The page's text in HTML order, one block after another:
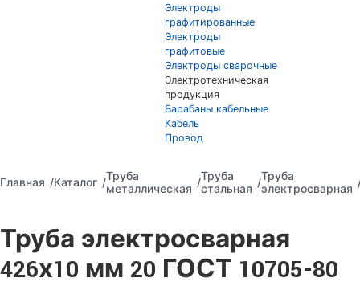
Электроды
графитированные
Электроды
графитовые
Электроды сварочные
Электротехническая
продукция
Барабаны кабельные
Кабель
Провод
Главная Каталог
Труба
металлическая
Труба
стальная
Труба
электросварная
Труба электросварная
426х10 мм 20 ГОСТ 10705-80